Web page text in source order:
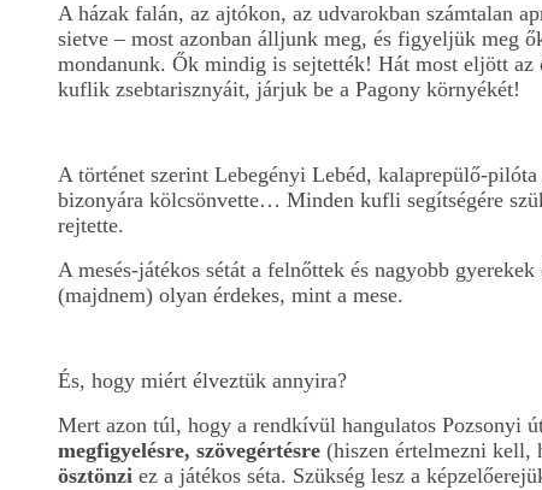
A házak falán, az ajtókon, az udvarokban számtalan
sietve – most azonban álljunk meg, és figyeljük meg
mondanunk. Ők mindig is sejtették! Hát most eljött
kuflik zsebtarisznyáit, járjuk be a Pagony környékét!
A történet szerint Lebegényi Lebéd, kalaprepülő-
bizonyára kölcsönvette… Minden kufli segítségére
rejtette.
A mesés-játékos sétát a felnőttek és nagyobb
(majdnem) olyan érdekes, mint a mese.
És, hogy miért élveztük annyira?
Mert azon túl, hogy a rendkívül hangulatos Pozsonyi
megfigyelésre, szövegértésre (hiszen értelmezni kell,
ösztönzi ez a játékos séta. Szükség lesz a